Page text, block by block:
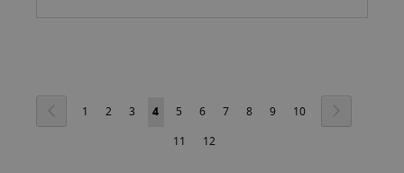
Página
Página
AnteriorPágina
1 Página
2 Página
3
Actualmente
estás
4 Página
5 Página
6 Página
7 Página
8 Página
9 Página
10
Página
11 Página
12